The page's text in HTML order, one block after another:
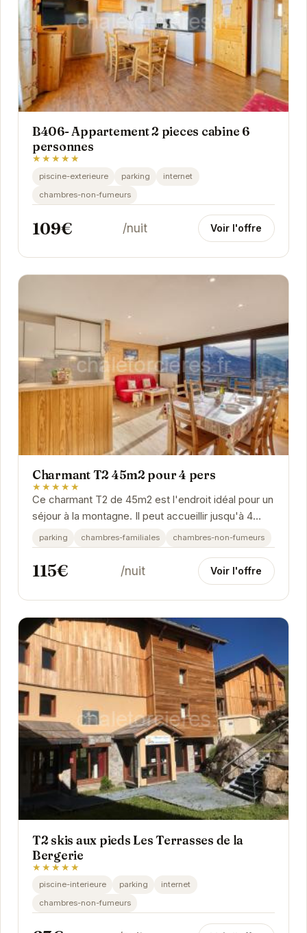
B406- Appartement 2 pieces cabine 6
personnes
★★★★★
piscine-exterieure parking
internet
chambres-non-fumeurs
109€ /nuit Voir l'offre
Charmant T2 45m2 pour 4 pers
★★★★★
Ce charmant T2 de 45m2 est l'endroit idéal pour un
séjour à la montagne. Il peut accueillir jusqu'à 4
personnes et dispose de tout le confort...
parking chambres-familiales chambres-non-fumeurs
115€ /nuit Voir l'offre
T2 skis aux pieds Les Terrasses de la
Bergerie
★★★★★
piscine-interieure parking
internet
chambres-non-fumeurs